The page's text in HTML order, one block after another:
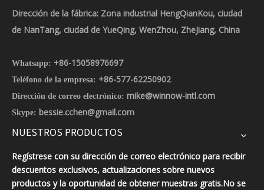
Dirección de la fábrica: Zona industrial HengQianKou, ciudad
de NanTang, ciudad de YueQing, WenZhou, ZheJiang, China
Whatsapp: +86-15058976697
Teléfono de la empresa: +86-577-62250902
Dirección de correo electrónico: mike@winnow-intl.com
Skype: bessie.cchen@gmail.com
NUESTROS PRODUCTOS
Regístrese con su dirección de correo electrónico para recibir
descuentos exclusivos, actualizaciones sobre nuevos
productos y la oportunidad de obtener muestras gratis.No se